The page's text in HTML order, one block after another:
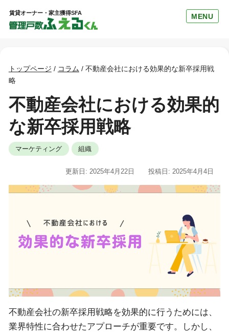
賃貸オーナー・家主獲得SFA MENU
トップページ / コラム / 不動産会社における効果的な新卒採用戦
略
不動産会社における効果的
な新卒採用戦略
マーケティング 組織
投稿日: 2025年4月4日
更新日: 2025年4月22日
不動産会社の新卒採用戦略を効果的に行うためには、
業界特性に合わせたアプローチが重要です。しかし、